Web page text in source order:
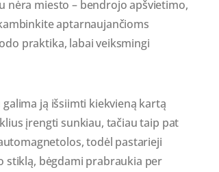
nėra miesto – bendrojo apšvietimo,
aptarnaujančioms
praktika, labai veiksmingi
ją išsiimti kiekvieną kartą
įrengti sunkiau, tačiau taip pat
todėl pastarieji
stiklą, bėgdami prabraukia per